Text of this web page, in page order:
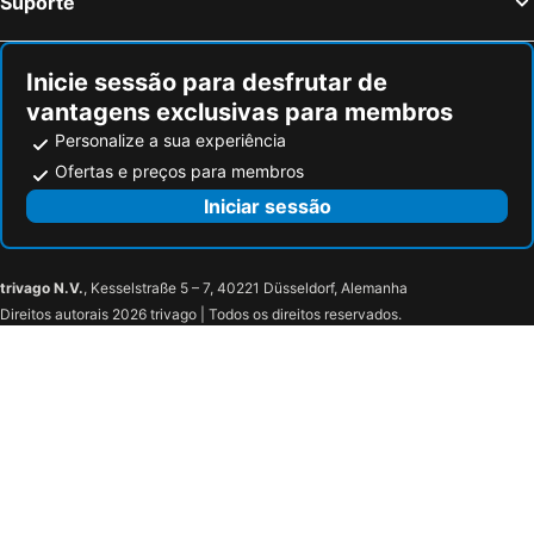
Ambra Hotel
Foresteria La Ceriola
Vela di Soleville camere con e senza vista lago con ristorante & pizzeria
Il Leoncino
Albergo La Svolta
Inicie sessão para desfrutar de
vantagens exclusivas para membros
Personalize a sua experiência
Ofertas e preços para membros
Iniciar sessão
trivago N.V., Kesselstraße 5 – 7, 40221 Düsseldorf, Alemanha
Direitos autorais 2026 trivago | Todos os direitos reservados.